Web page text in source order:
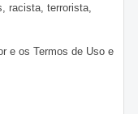
racista, terrorista,
e os Termos de Uso e